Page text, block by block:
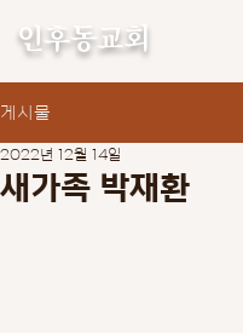
인후동교회
게시물
새가족 박재환
2022년 12월 14일